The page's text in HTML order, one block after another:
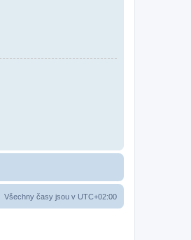
Všechny časy jsou v UTC+02:00